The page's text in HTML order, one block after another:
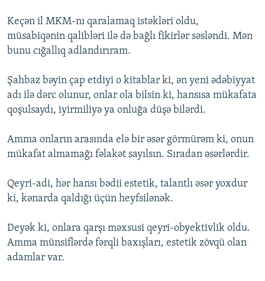
Keçən il MKM-nı qaralamaq istəkləri oldu,
müsabiqənin qalibləri ilə də bağlı fikirlər səsləndi. Mən
bunu cığallıq adlandırıram.
Şahbaz bəyin çap etdiyi o kitablar ki, ən yeni ədəbiyyat
adı ilə dərc olunur, onlar ola bilsin ki, hansısa mükafata
qoşulsaydı, iyirmiliyə ya onluğa düşə bilərdi.
Amma onların arasında elə bir əsər görmürəm ki, onun
mükafat almamağı fəlakət sayılsın. Sıradan əsərlərdir.
Qeyri-adi, hər hansı bədii estetik, talantlı əsər yoxdur
ki, kənarda qaldığı üçün heyfsilənək.
Deyək ki, onlara qarşı məxsusi qeyri-obyektivlik oldu.
Amma münsiflərdə fərqli baxışları, estetik zövqü olan
adamlar var.